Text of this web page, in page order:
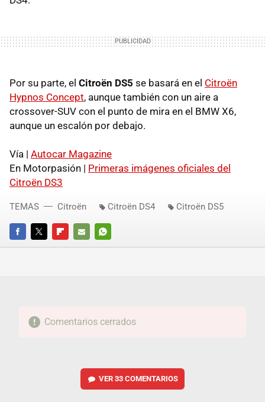
Por su parte, el Citroën DS5 se basará en el Citroën
Hypnos Concept, aunque también con un aire a
crossover-SUV con el punto de mira en el BMW X6,
aunque un escalón por debajo.
Vía | Autocar Magazine
En Motorpasión | Primeras imágenes oficiales del
Citroën DS3
FACEBOOKTWITTERFLIPBOARD
E-
WHATSAPP
TEMAS Citroën Citroën DS4 Citroën DS5
Comentarios cerrados
VER 33 COMENTARIOS